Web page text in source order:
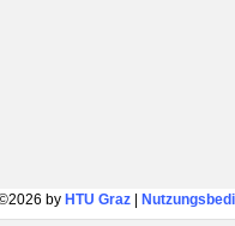
by HTU Graz|